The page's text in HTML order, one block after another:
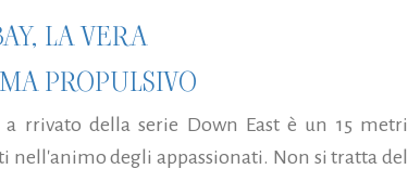
LA VERA
PROPULSIVO
a rrivato della serie Down East è un 15 metri
nell'animo degli appassionati. Non si tratta del